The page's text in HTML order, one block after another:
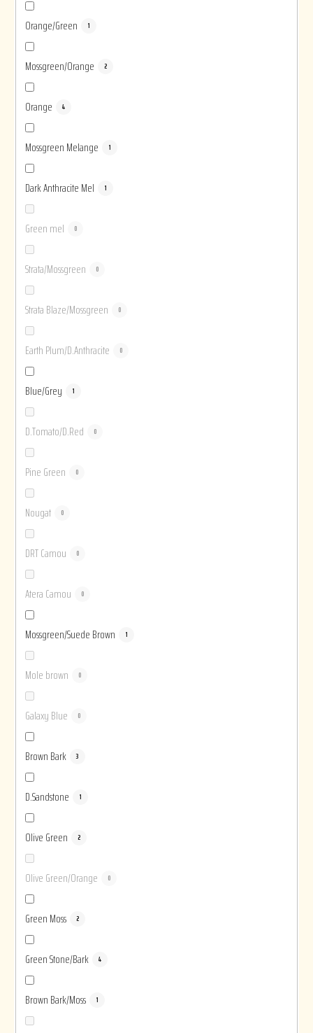
Orange/Green 1
Mossgreen/Orange 2
Orange 4
Mossgreen Melange 1
Dark Anthracite Mel 1
Green mel 0
Strata/Mossgreen 0
Strata Blaze/Mossgreen 0
Earth Plum/D.Anthracite 0
Blue/Grey 1
D.Tomato/D.Red 0
Pine Green 0
Nougat 0
DRT Camou 0
Atera Camou 0
Mossgreen/Suede Brown 1
Mole brown 0
Galaxy Blue 0
Brown Bark 3
D.Sandstone 1
Olive Green 2
Olive Green/Orange 0
Green Moss 2
Green Stone/Bark 4
Brown Bark/Moss 1